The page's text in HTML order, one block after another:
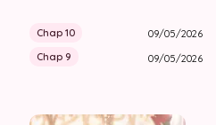
Chap 10
09/05/2026
Chap 9
09/05/2026